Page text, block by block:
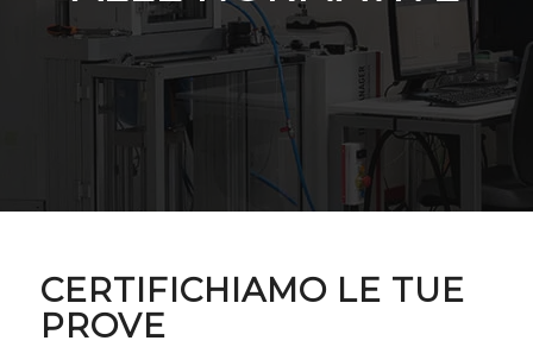
CERTIFICHIAMO LE TUE
PROVE